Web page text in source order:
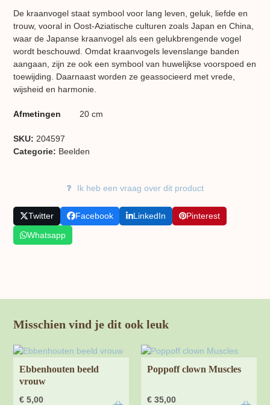
De kraanvogel staat symbool voor lang leven, geluk, liefde en
trouw, vooral in Oost-Aziatische culturen zoals Japan en China,
waar de Japanse kraanvogel als een gelukbrengende vogel
wordt beschouwd. Omdat kraanvogels levenslange banden
aangaan, zijn ze ook een symbool van huwelijkse voorspoed en
toewijding. Daarnaast worden ze geassocieerd met vrede,
wijsheid en harmonie.
Afmetingen 20 cm
SKU: 204597
Categorie: Beelden
Ik heb een vraag over dit product
Twitter Facebook LinkedIn
Pinterest
Whatsapp
Misschien vind je dit ook leuk
Ebbenhouten beeld
vrouw
€ 5,00
Poppoff clown Muscles
€ 35,00